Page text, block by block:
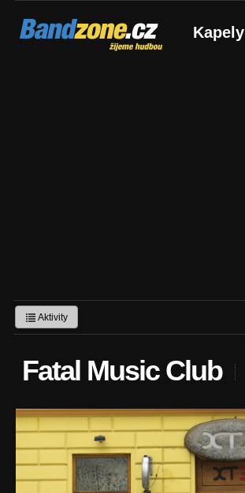
Bandzone.cz
žijeme hudbou Kapely
Aktivity
Fatal Music Club